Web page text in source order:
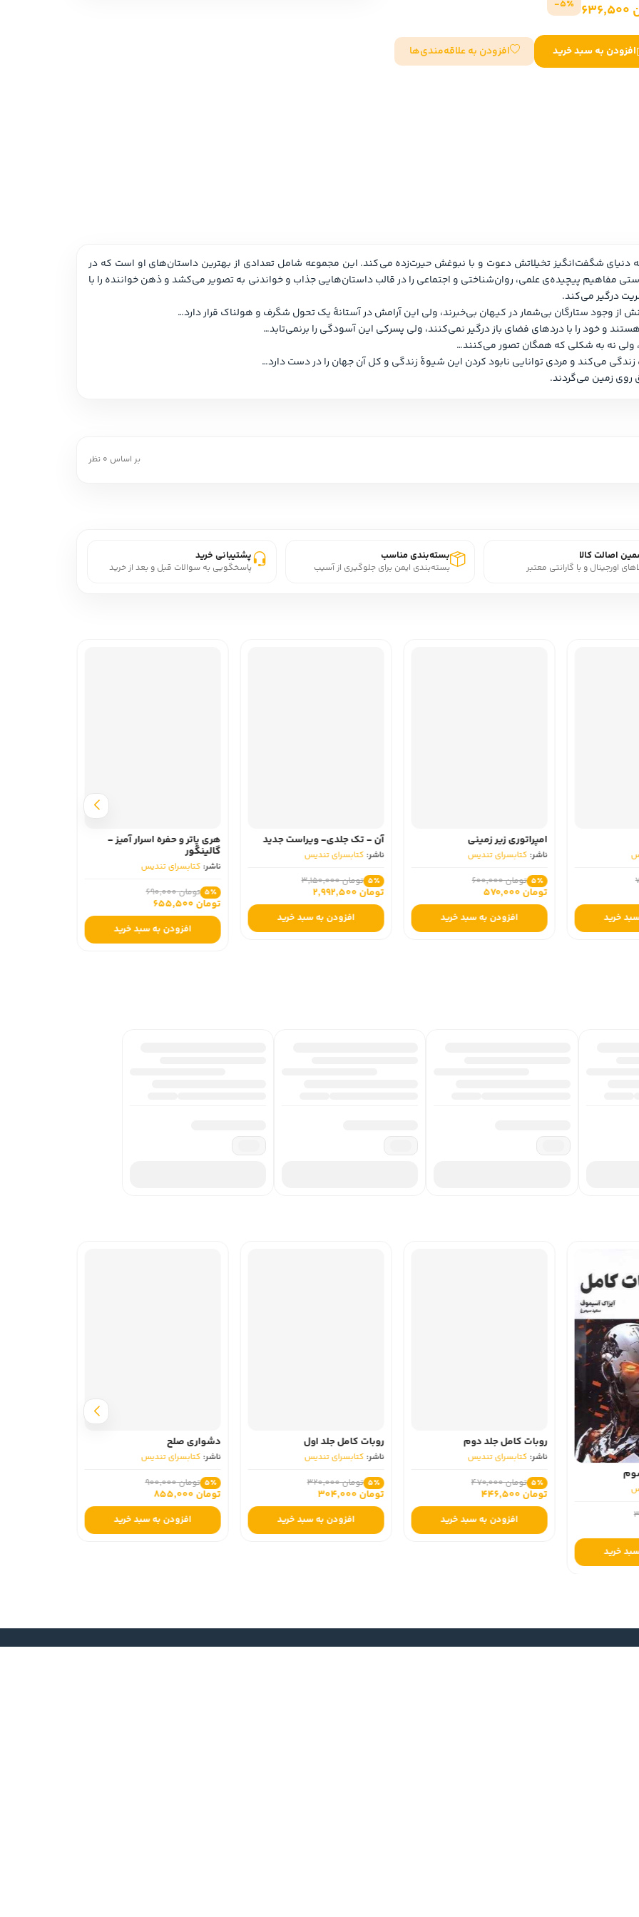
داستان کوتاه
5٪-
افزودن به سبد خرید افزودن به علاقه‌مندی‌ها
در آستانۀ یک تحول شگرف و هولناک قرار دارد…
باز درگیر نمی‌کنند، ولی پسرکی این آسودگی را برنمی‌تابد…
بر اساس 0 نظر
اصالت کالا
اورجینال و با گارانتی معتبر
بسته‌بندی مناسب
بسته‌بندی ایمن برای جلوگیری از آسیب
پشتیبانی خرید
پاسخگویی به سوالات قبل و بعد از خرید
خرید
امپراتوری زیر زمینی
ناشر: کتابسرای تندیس
5٪ تومان 600,000
تومان 570,000
افزودن به سبد خرید
آن - تک جلدی- ویراست جدید
ناشر: کتابسرای تندیس
5٪ تومان 3,150,000
تومان 2,992,500
افزودن به سبد خرید
هری پاتر و حفره اسرار آمیز -
گالینگور
ناشر: کتابسرای تندیس
5٪ تومان 690,000
تومان 655,500
افزودن به سبد خرید
خرید
روبات کامل جلد دوم
ناشر: کتابسرای تندیس
5٪ تومان 470,000
تومان 446,500
افزودن به سبد خرید
روبات کامل جلد اول
ناشر: کتابسرای تندیس
5٪ تومان 320,000
تومان 304,000
افزودن به سبد خرید
دشواری صلح
ناشر: کتابسرای تندیس
5٪ تومان 900,000
تومان 855,000
افزودن به سبد خرید